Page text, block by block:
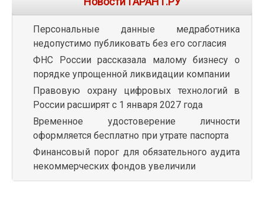
Персональные данные медработника
недопустимо публиковать без его согласия
ФНС России рассказала малому бизнесу о
порядке упрощенной ликвидации компании
Правовую охрану цифровых технологий в
России расширят с 1 января 2027 года
Временное удостоверение личности
оформляется бесплатно при утрате паспорта
Финансовый порог для обязательного аудита
некоммерческих фондов увеличили